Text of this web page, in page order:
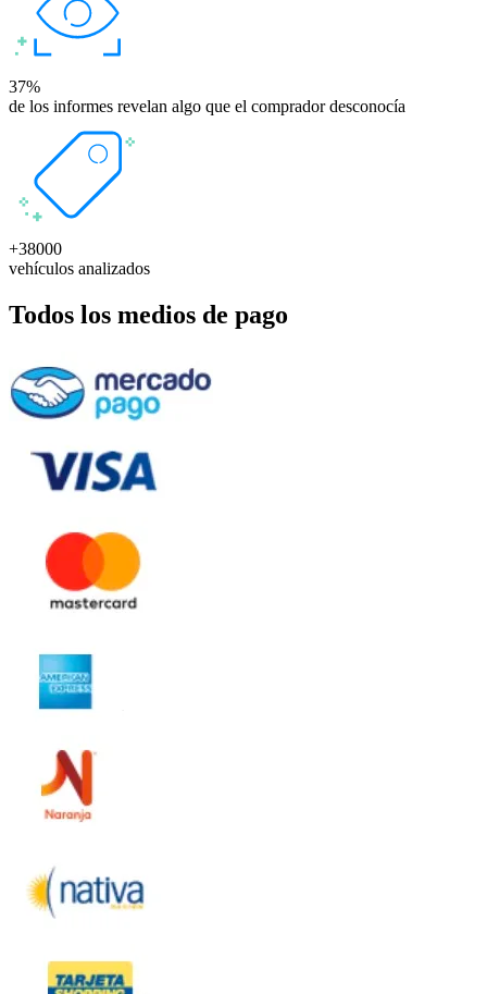
37%
de los informes revelan algo que el comprador desconocía
+38000
vehículos analizados
Todos los medios de pago